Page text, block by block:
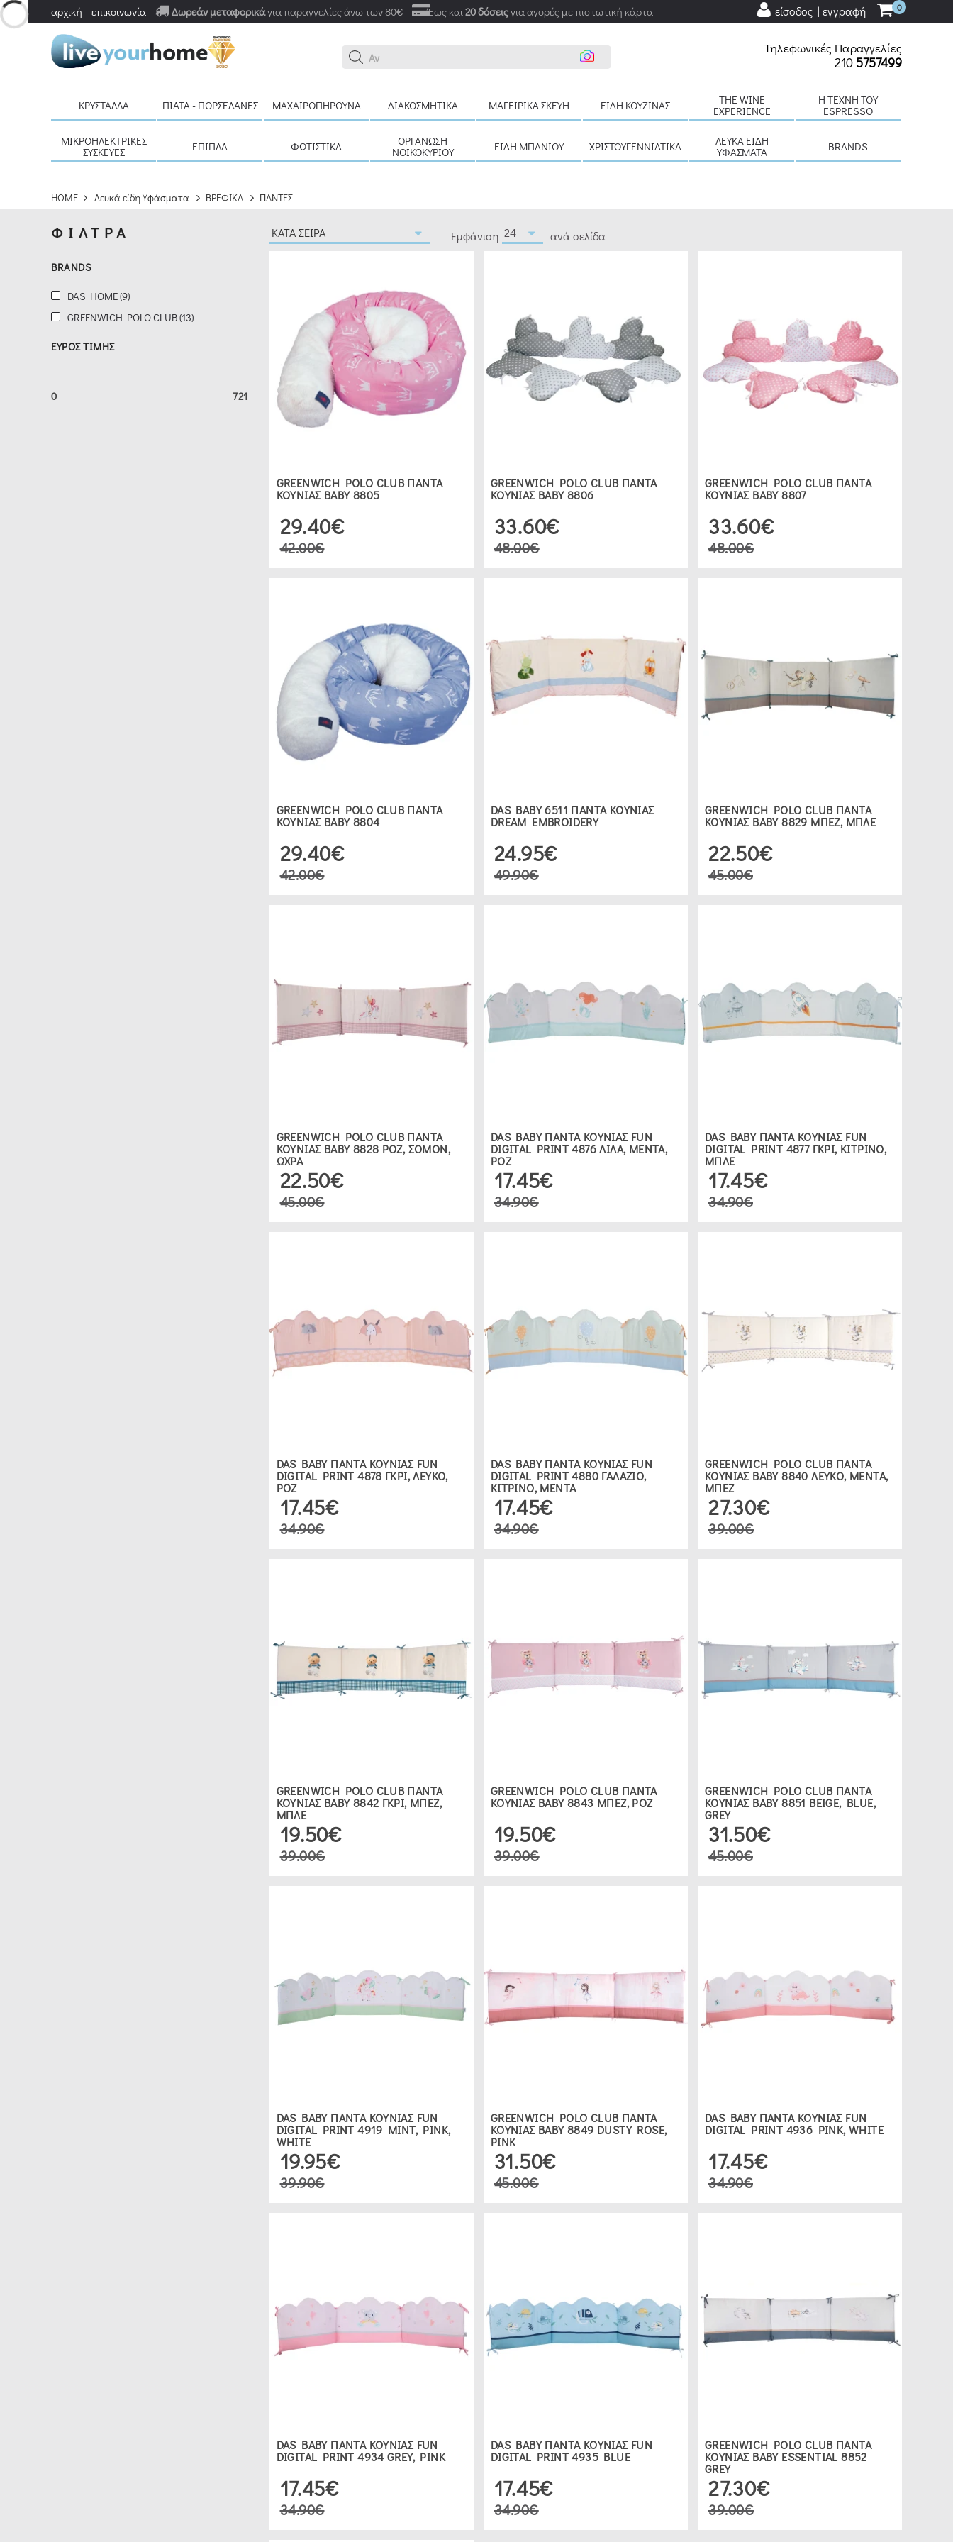
Δωρεάν μεταφορικάγια παραγγελίες άνω των 80€ Έως και20 δόσειςγια αγορές με πιστωτική κάρτα
αρχική επικοινωνία 0
είσοδος | εγγραφή
Αναζήτηση εδώ
Τηλεφωνικές Παραγγελίες
210 5757499
ΚΡΎΣΤΑΛΛΑ ΠΙΆΤΑ - ΠΟΡΣΕΛΆΝΕΣ ΜΑΧΑΙΡΟΠΉΡΟΥΝΑ ΔΙΑΚΟΣΜΗΤΙΚΆ ΜΑΓΕΙΡΙΚΆ ΣΚΕΎΗ ΕΊΔΗ ΚΟΥΖΊΝΑΣ
THE WINE
EXPERIENCE
H ΤΈΧΝΗ ΤΟΥ
ESPRESSO
ΜΙΚΡΟΗΛΕΚΤΡΙΚΈΣ
ΣΥΣΚΕΥΈΣ
ΈΠΙΠΛΑ ΦΩΤΙΣΤΙΚΆ
ΟΡΓΆΝΩΣΗ
ΝΟΙΚΟΚΥΡΙΟΎ
ΕΊΔΗ ΜΠΆΝΙΟΥ ΧΡΙΣΤΟΥΓΕΝΝΙΆΤΙΚΑ
ΛΕΥΚΆ ΕΊΔΗ
ΥΦΆΣΜΑΤΑ
BRANDS
HOME Λευκά είδη Υφάσματα ΒΡΕΦΙΚΑ ΠΑΝΤΕΣ
ΦΙΛΤΡΑ
BRANDS
DAS HOME (9)
GREENWICH POLO CLUB (13)
ΕΥΡΟΣ ΤΙΜΗΣ
0 721
Εμφάνιση ανά σελίδα
GREENWICH POLO CLUB ΠΑΝΤΑ
ΚΟΥΝΙΑΣ ΒΑΒΥ 8805
29.40€
42.00€
GREENWICH POLO CLUB ΠΑΝΤΑ
ΚΟΥΝΙΑΣ ΒΑΒΥ 8806
33.60€
48.00€
GREENWICH POLO CLUB ΠΑΝΤΑ
ΚΟΥΝΙΑΣ ΒΑΒΥ 8807
33.60€
48.00€
GREENWICH POLO CLUB ΠΑΝΤΑ
ΚΟΥΝΙΑΣ ΒΑΒΥ 8804
29.40€
42.00€
DAS BABY 6511 ΠΑΝΤΑ ΚΟΥΝΙΑΣ
DREAM EMBROIDERY
24.95€
49.90€
GREENWICH POLO CLUB ΠΑΝΤΑ
ΚΟΥΝΙΑΣ ΒΑΒΥ 8829 ΜΠΕΖ, ΜΠΛΕ
22.50€
45.00€
GREENWICH POLO CLUB ΠΑΝΤΑ
ΚΟΥΝΙΑΣ ΒΑΒΥ 8828 ΡΟΖ, ΣΟΜΟΝ,
ΩΧΡΑ
22.50€
45.00€
DAS BABY ΠΑΝΤΑ ΚΟΥΝΙΑΣ FUN
DIGITAL PRINT 4876 ΛΙΛΑ, ΜΕΝΤΑ,
ΡΟΖ
17.45€
34.90€
DAS BABY ΠΑΝΤΑ ΚΟΥΝΙΑΣ FUN
DIGITAL PRINT 4877 ΓΚΡΙ, ΚΙΤΡΙΝΟ,
ΜΠΛΕ
17.45€
34.90€
DAS BABY ΠΑΝΤΑ ΚΟΥΝΙΑΣ FUN
DIGITAL PRINT 4878 ΓΚΡΙ, ΛΕΥΚΟ,
ΡΟΖ
17.45€
34.90€
DAS BABY ΠΑΝΤΑ ΚΟΥΝΙΑΣ FUN
DIGITAL PRINT 4880 ΓΑΛΑΖΙΟ,
ΚΙΤΡΙΝΟ, ΜΕΝΤΑ
17.45€
34.90€
GREENWICH POLO CLUB ΠΑΝΤΑ
ΚΟΥΝΙΑΣ ΒΑΒΥ 8840 ΛΕΥΚΟ, ΜΕΝΤΑ,
ΜΠΕΖ
27.30€
39.00€
GREENWICH POLO CLUB ΠΑΝΤΑ
ΚΟΥΝΙΑΣ ΒΑΒΥ 8842 ΓΚΡΙ, ΜΠΕΖ,
ΜΠΛΕ
19.50€
39.00€
GREENWICH POLO CLUB ΠΑΝΤΑ
ΚΟΥΝΙΑΣ ΒΑΒΥ 8843 ΜΠΕΖ, ΡΟΖ
19.50€
39.00€
GREENWICH POLO CLUB ΠΑΝΤΑ
ΚΟΥΝΙΑΣ ΒΑΒΥ 8851 BEIGE, BLUE,
GREY
31.50€
45.00€
DAS BABY ΠΑΝΤΑ ΚΟΥΝΙΑΣ FUN
DIGITAL PRINT 4919 MINT, PINK,
WHITE
19.95€
39.90€
GREENWICH POLO CLUB ΠΑΝΤΑ
ΚΟΥΝΙΑΣ ΒΑΒΥ 8849 DUSTY ROSE,
PINK
31.50€
45.00€
DAS BABY ΠΑΝΤΑ ΚΟΥΝΙΑΣ FUN
DIGITAL PRINT 4936 PINK, WHITE
17.45€
34.90€
DAS BABY ΠΑΝΤΑ ΚΟΥΝΙΑΣ FUN
DIGITAL PRINT 4934 GREY, PINK
17.45€
34.90€
DAS BABY ΠΑΝΤΑ ΚΟΥΝΙΑΣ FUN
DIGITAL PRINT 4935 BLUE
17.45€
34.90€
GREENWICH POLO CLUB ΠΑΝΤΑ
ΚΟΥΝΙΑΣ ΒΑΒΥ ESSENTIAL 8852
GREY
27.30€
39.00€
ΚΑΘΑΡΙΣΜΟΣ
ΦΙΛΤΡΑ
GREENWICH